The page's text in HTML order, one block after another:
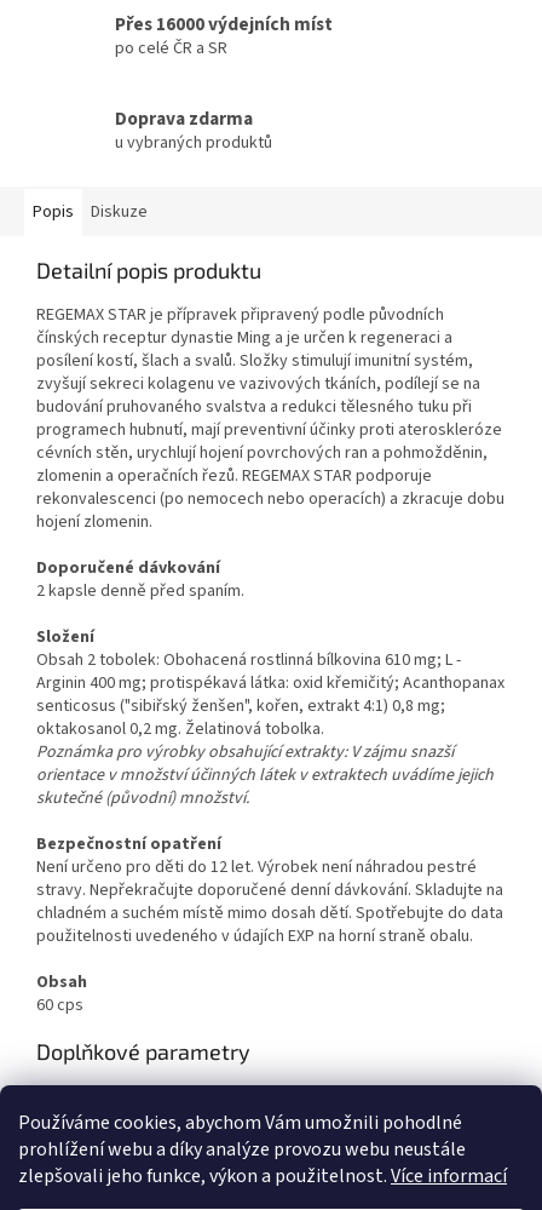
Používáme cookies, abychom Vám umožnili pohodlné
prohlížení webu a díky analýze provozu webu neustále
zlepšovali jeho funkce, výkon a použitelnost.Více informací
Přes 16000 výdejních míst
po celé ČR a SR
Doprava zdarma
u vybraných produktů
Popis Diskuze
Detailní popis produktu
REGEMAX STAR je přípravek připravený podle původních
čínských receptur dynastie Ming a je určen k regeneraci a
posílení kostí, šlach a svalů. Složky stimulují imunitní systém,
zvyšují sekreci kolagenu ve vazivových tkáních, podílejí se na
budování pruhovaného svalstva a redukci tělesného tuku při
programech hubnutí, mají preventivní účinky proti ateroskleróze
cévních stěn, urychlují hojení povrchových ran a pohmožděnin,
zlomenin a operačních řezů. REGEMAX STAR podporuje
rekonvalescenci (po nemocech nebo operacích) a zkracuje dobu
hojení zlomenin.
Doporučené dávkování
2 kapsle denně před spaním.
Složení
Obsah 2 tobolek: Obohacená rostlinná bílkovina 610 mg; L -
Arginin 400 mg; protispékavá látka: oxid křemičitý; Acanthopanax
senticosus ("sibiřský ženšen", kořen, extrakt 4:1) 0,8 mg;
oktakosanol 0,2 mg. Želatinová tobolka.
Poznámka pro výrobky obsahující extrakty: V zájmu snazší
orientace v množství účinných látek v extraktech uvádíme jejich
skutečné (původní) množství.
Bezpečnostní opatření
Není určeno pro děti do 12 let. Výrobek není náhradou pestré
stravy. Nepřekračujte doporučené denní dávkování. Skladujte na
chladném a suchém místě mimo dosah dětí. Spotřebujte do data
použitelnosti uvedeného v údajích EXP na horní straně obalu.
Obsah
60 cps
Doplňkové parametry
EAN: 8594210001770